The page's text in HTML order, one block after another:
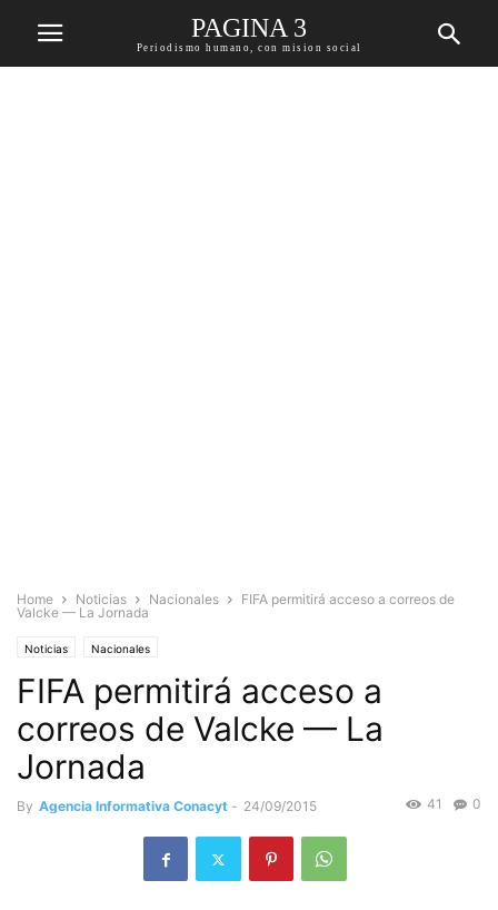
PAGINA 3
Periodismo humano, con mision social
Home Noticias Nacionales
FIFA permitirá acceso a correos de
Valcke — La Jornada
Noticias Nacionales
FIFA permitirá acceso a
correos de Valcke — La
Jornada
By Agencia Informativa Conacyt - 24/09/2015 0
41